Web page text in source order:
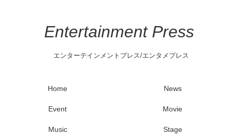
Entertainment Press
エンターテインメントプレス/エンタメプレス
Home News
Event Movie
Music Stage